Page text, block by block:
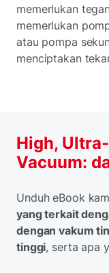
memerlukan
memerlukan
atau pompa
menciptakan
High,
Vacuum:
Unduh eBook
yang terkait
dengan vakum
tinggi, serta apa